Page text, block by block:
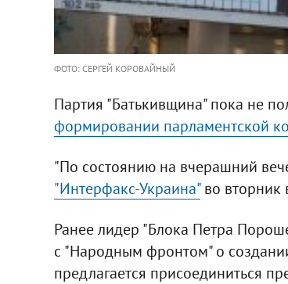
ФОТО: СЕРГЕЙ КОРОВАЙНЫЙ
Партия "Батькивщина" пока не
формировании парламентской
"По состоянию на вчерашний
"Интерфакс-Украина"во вторник
Ранее лидер "Блока Петра
с "Народным фронтом" о
предлагается присоединиться